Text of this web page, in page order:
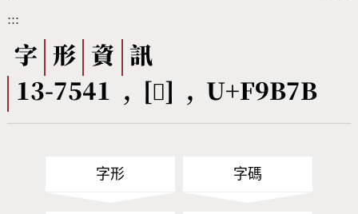
筆順序查詢
CNS查詢 Unicode查詢
字形下載
熱門查詢統計
:::
字 形 資
訊
13-7541 , [󹭻] , U+F9B7B
字形 字碼